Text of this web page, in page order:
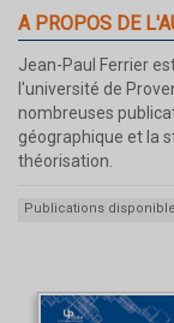
A PROPOS DE
Jean-Paul Ferrier
l'université de
nombreuses
géographique et la
théorisation.
Publications